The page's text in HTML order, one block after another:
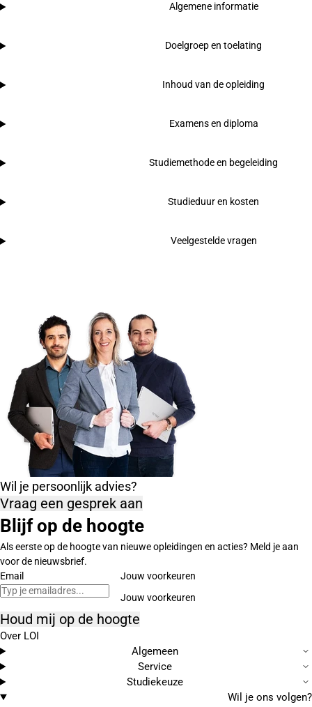
Algemene informatie
Doelgroep en toelating
Inhoud van de opleiding
Examens en diploma
Studiemethode en begeleiding
Studieduur en kosten
Veelgestelde vragen
Wil je persoonlijk advies?
Vraag een gesprek aan
Blijf op de hoogte
Als eerste op de hoogte van nieuwe opleidingen en acties? Meld je aan
voor de nieuwsbrief.
Email
Jouw voorkeuren
Houd mij op de hoogte
Over LOI
Algemeen
Service
Studiekeuze
Wil je ons volgen?